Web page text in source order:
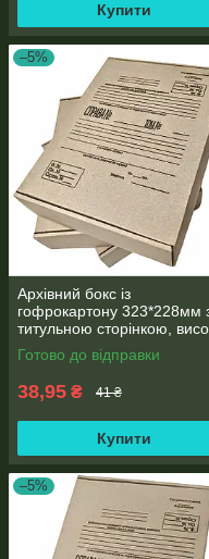
Купити
–5%
Архівний бокс із
гофрокартону 323*228мм
титульною сторінкою,
корінця 80мм
Готово до відправки
38,95 ₴ 41 ₴
Купити
–5%